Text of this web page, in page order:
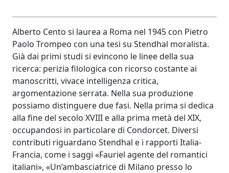
Alberto Cento si laurea a Roma nel 1945 con Pietro
Paolo Trompeo con una tesi su Stendhal moralista.
Già dai primi studi si evincono le linee della sua
ricerca: perizia filologica con ricorso costante ai
manoscritti, vivace intelligenza critica,
argomentazione serrata. Nella sua produzione
possiamo distinguere due fasi. Nella prima si dedica
alla fine del secolo XVIII e alla prima metà del XIX,
occupandosi in particolare di Condorcet. Diversi
contributi riguardano Stendhal e i rapporti Italia-
Francia, come i saggi «Fauriel agente del romantici
italiani», «Un’ambasciatrice di Milano presso lo